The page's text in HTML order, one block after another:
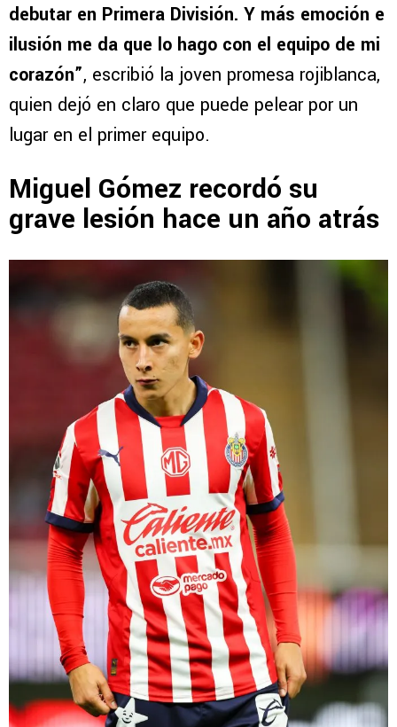
debutar en Primera División. Y más emoción e
ilusión me da que lo hago con el equipo de mi
corazón”, escribió la joven promesa rojiblanca,
quien dejó en claro que puede pelear por un
lugar en el primer equipo.
Miguel Gómez recordó su
grave lesión hace un año atrás